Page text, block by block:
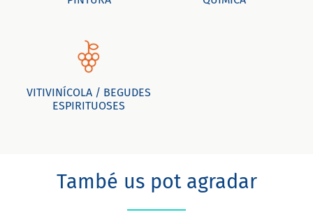
VITIVINÍCOLA / BEGUDES
ESPIRITUOSES
També us pot agradar